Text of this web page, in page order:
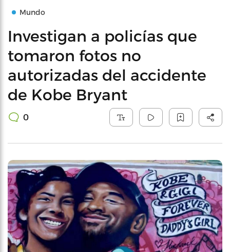
Mundo
Investigan a policías que
tomaron fotos no
autorizadas del accidente
de Kobe Bryant
0